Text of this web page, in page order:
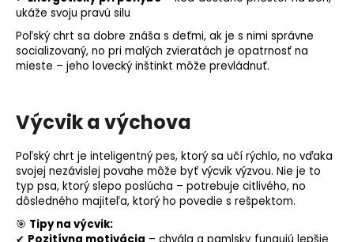
ukáže svoju pravú silu
Poľský chrt sa dobre znáša s deťmi, ak je s nimi správne
socializovaný, no pri malých zvieratách je opatrnosť na
mieste – jeho lovecký inštinkt môže prevládnuť.
Výcvik a výchova
Poľský chrt je inteligentný pes, ktorý sa učí rýchlo, no vďaka
svojej nezávislej povahe môže byť výcvik výzvou. Nie je to
typ psa, ktorý slepo poslúcha – potrebuje citlivého, no
dôsledného majiteľa, ktorý ho povedie s rešpektom.
🎯 Tipy na výcvik: